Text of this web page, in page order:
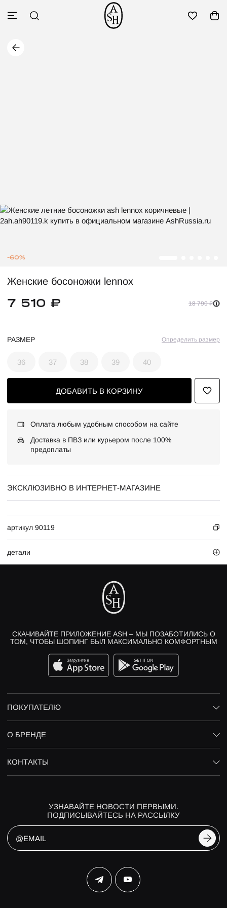
-60%
Женские босоножки lennox
7 510 ₽ 18 790 ₽
РАЗМЕР Определить размер
36 37 38 39 40
ДОБАВИТЬ В КОРЗИНУ
Оплата любым удобным способом на сайте
Доставка в ПВЗ или курьером после 100%
предоплаты
ЭКСКЛЮЗИВНО В ИНТЕРНЕТ-МАГАЗИНЕ
артикул 90119
детали
СКАЧИВАЙТЕ ПРИЛОЖЕНИЕ ASH – МЫ ПОЗАБОТИЛИСЬ О
ТОМ, ЧТОБЫ ШОПИНГ БЫЛ МАКСИМАЛЬНО КОМФОРТНЫМ
ПОКУПАТЕЛЮ
О БРЕНДЕ
КОНТАКТЫ
УЗНАВАЙТЕ НОВОСТИ ПЕРВЫМИ.
ПОДПИСЫВАЙТЕСЬ НА РАССЫЛКУ